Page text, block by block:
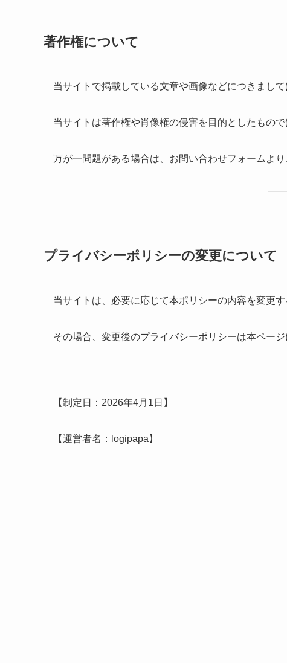
著作権について
当サイトで掲載している文章や画像などにつきまし
当サイトは著作権や肖像権の侵害を目的としたもので
万が一問題がある場合は、お問い合わせフォームよ
プライバシーポリシーの変更について
当サイトは、必要に応じて本ポリシーの内容を変更す
その場合、変更後のプライバシーポリシーは本ページ
【制定日：2026年4月1日】
【運営者名：logipapa】